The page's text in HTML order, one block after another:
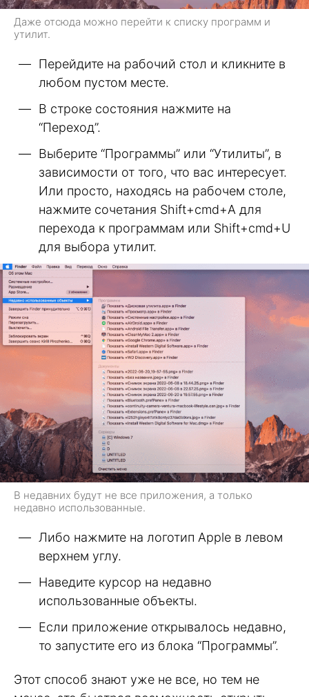
Даже отсюда можно перейти к списку программ и
утилит.
Перейдите на рабочий стол и кликните в
любом пустом месте.
В строке состояния нажмите на
“Переход”.
Выберите “Программы” или “Утилиты”, в
зависимости от того, что вас интересует.
Или просто, находясь на рабочем столе,
нажмите сочетания Shift+cmd+A для
перехода к программам или Shift+cmd+U
для выбора утилит.
В недавних будут не все приложения, а только
недавно использованные.
Либо нажмите на логотип Apple в левом
верхнем углу.
Наведите курсор на недавно
использованные объекты.
Если приложение открывалось недавно,
то запустите его из блока “Программы”.
Этот способ знают уже не все, но тем не